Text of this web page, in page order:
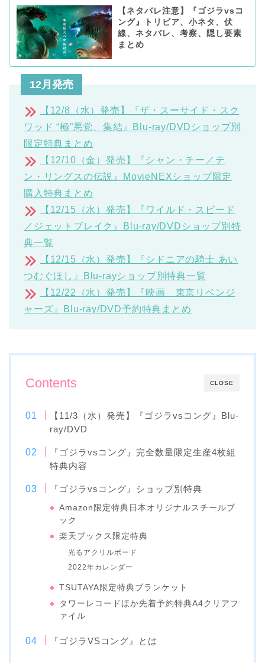
【ネタバレ注意】『ゴジラvsコ
ング』トリビア、小ネタ、伏
線、ネタバレ、考察、隠し要素
まとめ
12月発売
【12/8（水）発売】『ザ・スーサイド・スク
ワッド “極”悪党、集結』Blu-ray/DVDショップ別
限定特典まとめ
【12/10（金）発売】『シャン・チー／テ
ン・リングスの伝説』MovieNEXショップ限定
購入特典まとめ
【12/15（水）発売】『ワイルド・スピード
／ジェットブレイク』Blu-ray/DVDショップ別特
典一覧
【12/15（水）発売】『シドニアの騎士 あい
つむぐほし』Blu-rayショップ別特典一覧
【12/22（水）発売】『映画 東京リベンジ
ャーズ』Blu-ray/DVD予約特典まとめ
CLOSE
Contents
【11/3（水）発売】『ゴジラvsコング』Blu-
ray/DVD
『ゴジラvsコング』完全数量限定生産4枚組
特典内容
『ゴジラvsコング』ショップ別特典
Amazon限定特典日本オリジナルスチールブ
ック
楽天ブックス限定特典
光るアクリルボード
2022年カレンダー
TSUTAYA限定特典ブランケット
タワーレコードほか先着予約特典A4クリアフ
ァイル
『ゴジラVSコング』とは